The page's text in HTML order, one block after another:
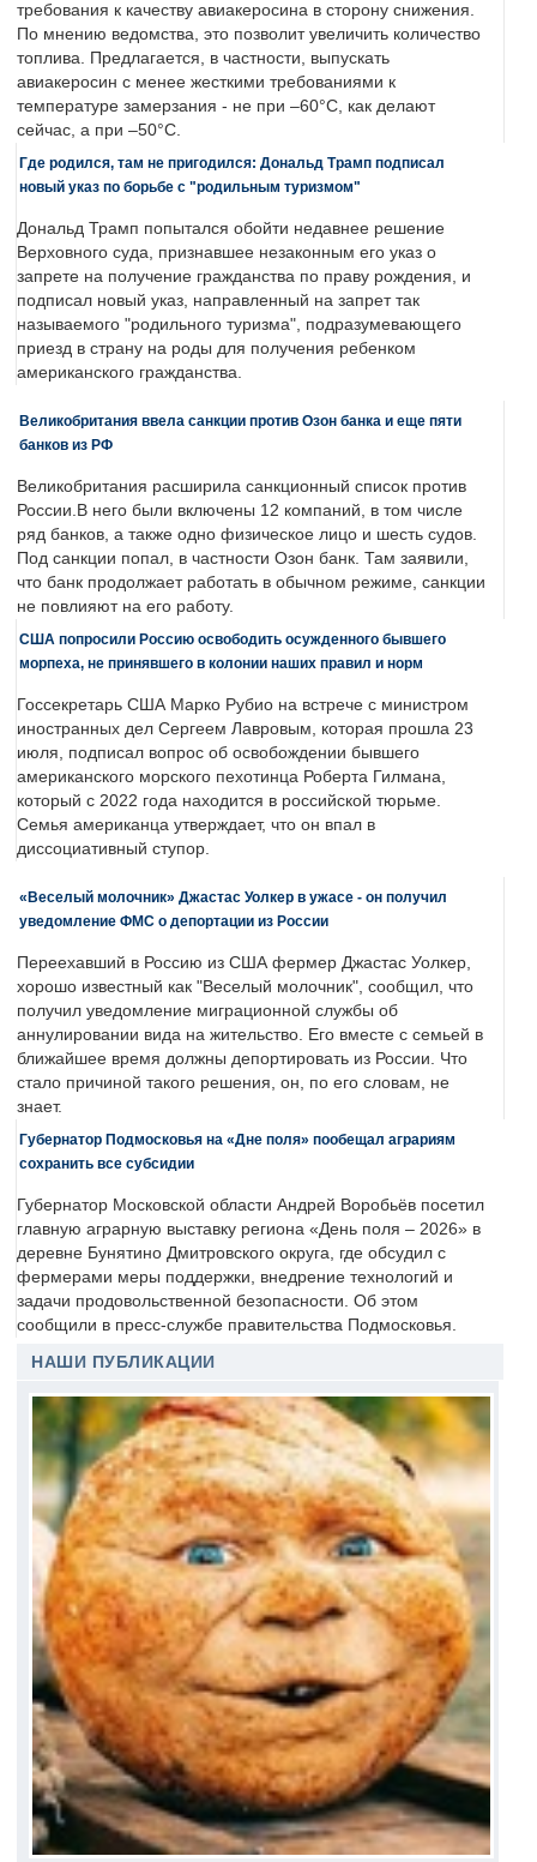
требования к качеству авиакеросина в сторону снижения.
По мнению ведомства, это позволит увеличить количество
топлива. Предлагается, в частности, выпускать
авиакеросин с менее жесткими требованиями к
температуре замерзания - не при –60°C, как делают
сейчас, а при –50°C.
Где родился, там не пригодился: Дональд Трамп подписал
новый указ по борьбе с "родильным туризмом"
Дональд Трамп попытался обойти недавнее решение
Верховного суда, признавшее незаконным его указ о
запрете на получение гражданства по праву рождения, и
подписал новый указ, направленный на запрет так
называемого "родильного туризма", подразумевающего
приезд в страну на роды для получения ребенком
американского гражданства.
Великобритания ввела санкции против Озон банка и еще пяти
банков из РФ
Великобритания расширила санкционный список против
России.В него были включены 12 компаний, в том числе
ряд банков, а также одно физическое лицо и шесть судов.
Под санкции попал, в частности Озон банк. Там заявили,
что банк продолжает работать в обычном режиме, санкции
не повлияют на его работу.
США попросили Россию освободить осужденного бывшего
морпеха, не принявшего в колонии наших правил и норм
Госсекретарь США Марко Рубио на встрече с министром
иностранных дел Сергеем Лавровым, которая прошла 23
июля, подписал вопрос об освобождении бывшего
американского морского пехотинца Роберта Гилмана,
который с 2022 года находится в российской тюрьме.
Семья американца утверждает, что он впал в
диссоциативный ступор.
«Веселый молочник» Джастас Уолкер в ужасе - он получил
уведомление ФМС о депортации из России
Переехавший в Россию из США фермер Джастас Уолкер,
хорошо известный как "Веселый молочник", сообщил, что
получил уведомление миграционной службы об
аннулировании вида на жительство. Его вместе с семьей в
ближайшее время должны депортировать из России. Что
стало причиной такого решения, он, по его словам, не
знает.
Губернатор Подмосковья на «Дне поля» пообещал аграриям
сохранить все субсидии
Губернатор Московской области Андрей Воробьёв посетил
главную аграрную выставку региона «День поля – 2026» в
деревне Бунятино Дмитровского округа, где обсудил с
фермерами меры поддержки, внедрение технологий и
задачи продовольственной безопасности. Об этом
сообщили в пресс-службе правительства Подмосковья.
НАШИ ПУБЛИКАЦИИ